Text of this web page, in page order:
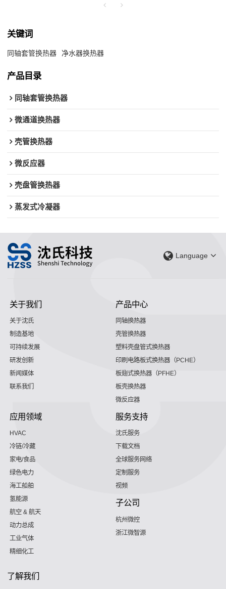
关键词
同轴套管换热器 净水器换热器
产品目录
同轴套管换热器
微通道换热器
壳管换热器
微反应器
壳盘管换热器
蒸发式冷凝器
Language
关于我们
关于沈氏
制造基地
可持续发展
研发创新
新闻媒体
联系我们
产品中心
同轴换热器
壳管换热器
塑料壳盘管式换热器
印刷电路板式换热器（PCHE）
板翅式换热器（PFHE）
板壳换热器
微反应器
应用领域
HVAC
冷链/冷藏
家电/食品
绿色电力
海工船舶
氢能源
航空 & 航天
动力总成
工业气体
精细化工
服务支持
沈氏服务
下载文档
全球服务网络
定制服务
视频
子公司
杭州微控
浙江微智源
了解我们